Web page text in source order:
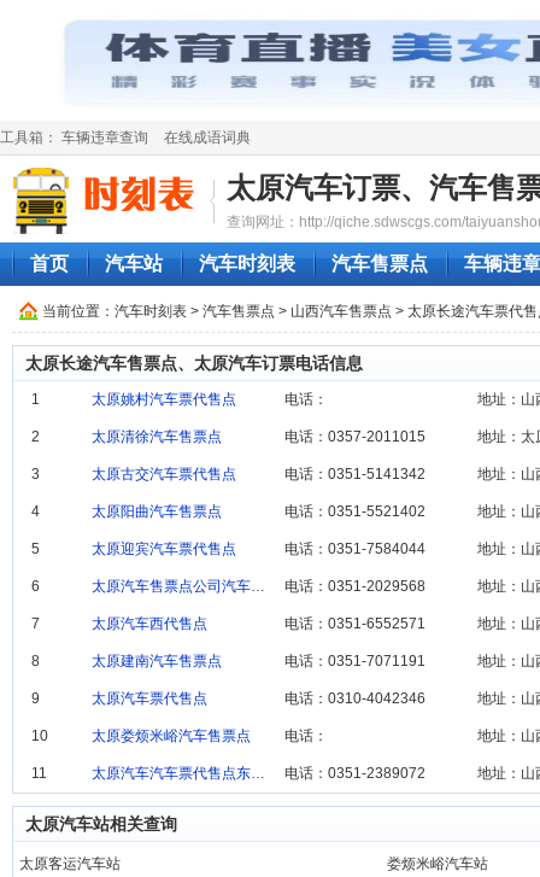
工具箱： 车辆违章查询 在线成语词典
太原汽车订票、汽车售
查询网址：http://qiche.sdwscgs.com/
首页 汽车站 汽车时刻表 汽车售票点 车辆违
当前位置： 汽车时刻表 > 汽车售票点 > 山西汽车售票点 > 太原长途汽车票代
太原长途汽车售票点、太原汽车订票电话信息
1 太原姚村汽车票代售点 电话： 地址：山
2 太原清徐汽车售票点 电话：0357-2011015 地址：太
3 太原古交汽车票代售点 电话：0351-5141342 地址：山
4 太原阳曲汽车售票点 电话：0351-5521402 地址：山
5 太原迎宾汽车票代售点 电话：0351-7584044 地址：山
6 太原汽车售票点公司汽车售票点 电话：0351-2029568 地址：山
7 太原汽车西代售点 电话：0351-6552571 地址：山
8 太原建南汽车售票点 电话：0351-7071191 地址：山
9 太原汽车票代售点 电话：0310-4042346
10 太原娄烦米峪汽车售票点 电话： 地址：山
11 太原汽车汽车票代售点东代售点 电话：0351-2389072 地址：山
太原汽车站相关查询
太原客运汽车站
娄烦米峪汽车站